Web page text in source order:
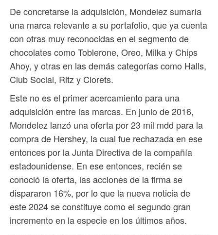
De concretarse la adquisición, Mondelez sumaría
una marca relevante a su portafolio, que ya cuenta
con otras muy reconocidas en el segmento de
chocolates como Toblerone, Oreo, Milka y Chips
Ahoy, y otras en las demás categorías como Halls,
Club Social, Ritz y Clorets.
Este no es el primer acercamiento para una
adquisición entre las marcas. En junio de 2016,
Mondelez lanzó una oferta por 23 mil mdd para la
compra de Hershey, la cual fue rechazada en ese
entonces por la Junta Directiva de la compañía
estadounidense. En ese entonces, recién se
conoció la oferta, las acciones de la firma se
dispararon 16%, por lo que la nueva noticia de
este 2024 se constituye como el segundo gran
incremento en la especie en los últimos años.